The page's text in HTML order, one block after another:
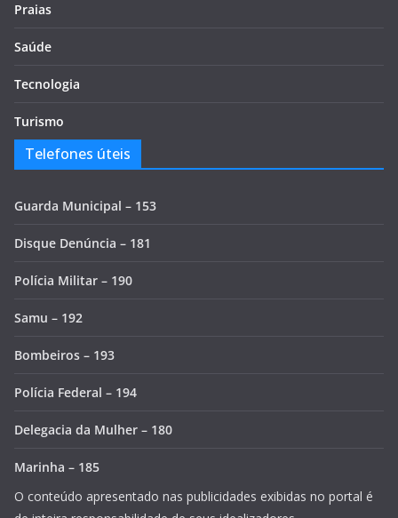
Praias
Saúde
Tecnologia
Turismo
Telefones úteis
Guarda Municipal – 153
Disque Denúncia – 181
Polícia Militar – 190
Samu – 192
Bombeiros – 193
Polícia Federal – 194
Delegacia da Mulher – 180
Marinha – 185
O conteúdo apresentado nas publicidades exibidas no portal é